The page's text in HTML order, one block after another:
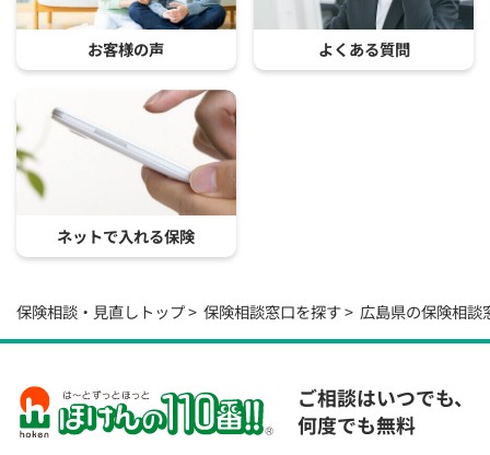
お客様の声 よくある質問
ネットで入れる保険
保険相談・見直しトップ 保険相談窓口を探す 広島県の保険相談
ご相談はいつでも、
何度でも無料